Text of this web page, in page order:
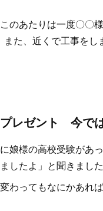
のあたりは一度〇〇
た、近くで工事を
レゼント 今で
娘様の高校受験があ
したよ」と聞きまし
わってもなにかあれ